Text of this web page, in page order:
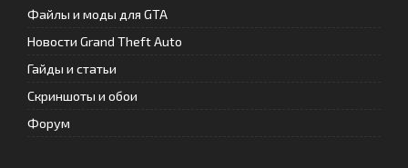
Файлы и моды для GTA
Новости Grand Theft Auto
Гайды и статьи
Скриншоты и обои
Форум